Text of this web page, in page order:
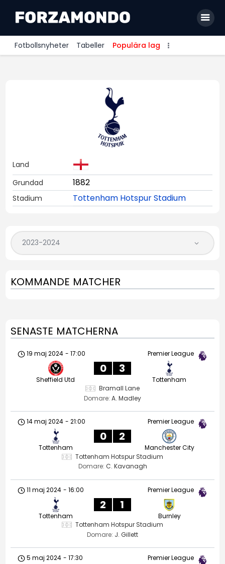
Fotbollsnyheter Tabeller Populära lag
Premier League
Land
Grundad
1882
Stadium Tottenham Hotspur Stadium
KOMMANDE MATCHER
SENASTE MATCHERNA
Premier League
19 maj 2024 - 17:00
Sheffield Utd
0 3
Tottenham
Bramall Lane
Domare: A. Madley
Premier League
14 maj 2024 - 21:00
Tottenham
0 2
Manchester City
Tottenham Hotspur Stadium
Domare: C. Kavanagh
Premier League
11 maj 2024 - 16:00
Tottenham
2 1
Burnley
Tottenham Hotspur Stadium
Domare: J. Gillett
Premier League
5 maj 2024 - 17:30